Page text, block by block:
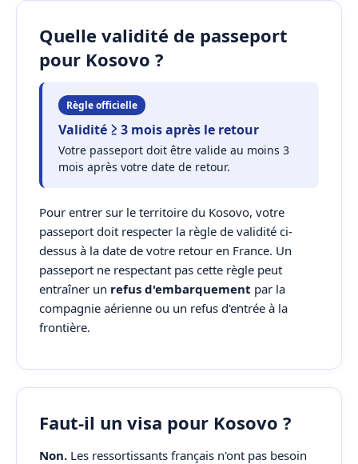
Quelle validité de passeport
pour Kosovo ?
Règle officielle
Validité ≥ 3 mois après le retour
Votre passeport doit être valide au moins 3
mois après votre date de retour.
Pour entrer sur le territoire du Kosovo, votre
passeport doit respecter la règle de validité ci-
dessus à la date de votre retour en France. Un
passeport ne respectant pas cette règle peut
entraîner un refus d'embarquement par la
compagnie aérienne ou un refus d'entrée à la
frontière.
Faut-il un visa pour Kosovo ?
Non. Les ressortissants français n'ont pas besoin